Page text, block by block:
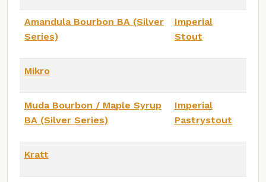
Amandula Bourbon BA (Silver
Series)
Imperial
Stout
Mikro
Muda Bourbon / Maple Syrup
BA (Silver Series)
Imperial
Pastrystout
Kratt